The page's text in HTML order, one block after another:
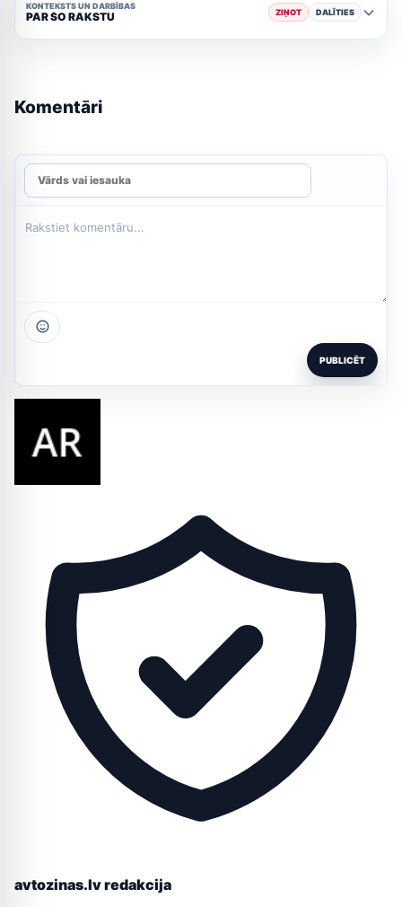
KONTEKSTS UN DARBĪBAS
PAR ŠO RAKSTU ZIŅOT DALĪTIES
Komentāri
PUBLICĒT
avtozinas.lv redakcija